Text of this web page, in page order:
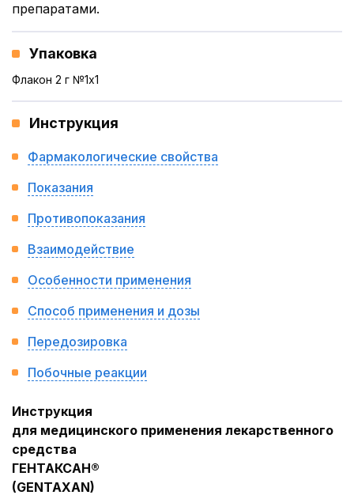
препаратами.
Упаковка
Флакон 2 г №1x1
Инструкция
Фармакологические свойства
Показания
Противопоказания
Взаимодействие
Особенности применения
Способ применения и дозы
Передозировка
Побочные реакции
Инструкция
для медицинского применения лекарственного
средства
ГЕНТАКСАН®
(GENTAXAN)